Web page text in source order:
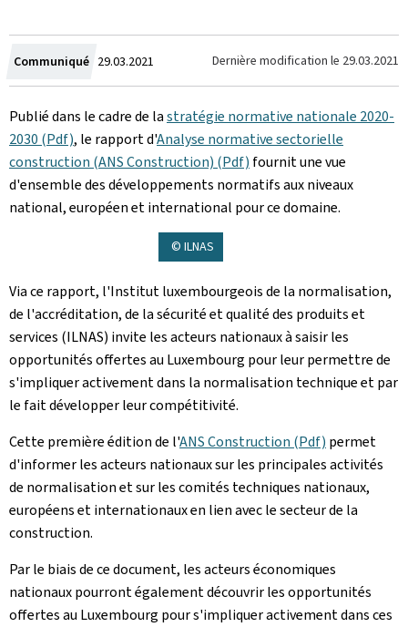
Communiqué Crée
le
29.03.2021 Dernière modification le 29.03.2021
Publié dans le cadre de lastratégie normative nationale 2020-
2030 (Pdf), le rapport d'Analyse normative sectorielle
construction (ANS Construction) (Pdf) fournit une vue
d'ensemble des développements normatifs aux niveaux
national, européen et international pour ce domaine.
© ILNAS
Via ce rapport, l'Institut luxembourgeois de la normalisation,
de l'accréditation, de la sécurité et qualité des produits et
services (ILNAS) invite les acteurs nationaux à saisir les
opportunités offertes au Luxembourg pour leur permettre de
s'impliquer activement dans la normalisation technique et par
le fait développer leur compétitivité.
Cette première édition de l'ANS Construction (Pdf) permet
d'informer les acteurs nationaux sur les principales activités
de normalisation et sur les comités techniques nationaux,
européens et internationaux en lien avec le secteur de la
construction.
Par le biais de ce document, les acteurs économiques
nationaux pourront également découvrir les opportunités
offertes au Luxembourg pour s'impliquer activement dans ces